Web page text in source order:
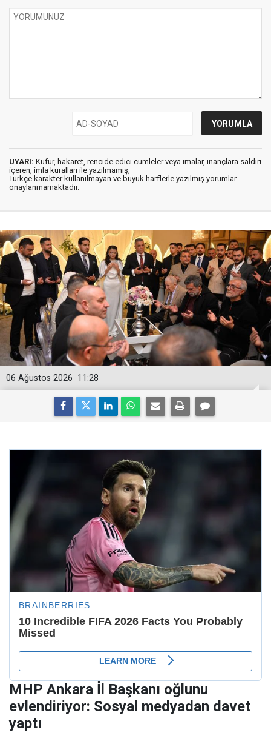
UYARI: Küfür, hakaret, rencide edici cümleler veya imalar, inançlara saldırı
içeren, imla kuralları ile yazılmamış,
Türkçe karakter kullanılmayan ve büyük harflerle yazılmış yorumlar
onaylanmamaktadır.
11:28
06 Ağustos 2026
MHP Ankara İl Başkanı oğlunu
evlendiriyor: Sosyal medyadan davet
yaptı